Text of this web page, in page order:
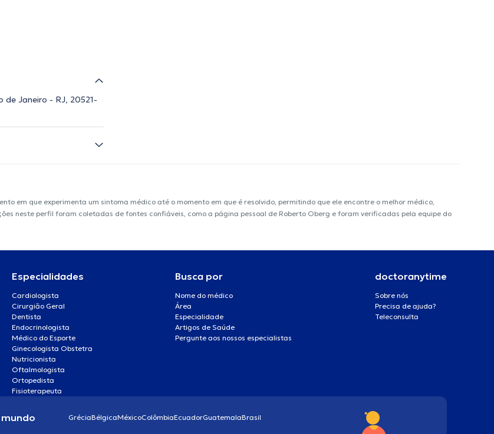
de Janeiro - RJ, 20521-
em que experimenta um sintoma médico até o momento em que é resolvido, permitindo que ele encontre o melhor médico,
neste perfil foram coletadas de fontes confiáveis, como a página pessoal de Roberto Oberg e foram verificadas pela equipe do
Especialidades
Cardiologista
Cirurgião Geral
Dentista
Endocrinologista
Médico do Esporte
Ginecologista Obstetra
Nutricionista
Oftalmologista
Ortopedista
Fisioterapeuta
Busca por
Nome do médico
Área
Especialidade
Artigos de Saúde
Pergunte aos nossos especialistas
doctoranytime
Sobre nós
Precisa de ajuda?
Teleconsulta
GréciaBélgicaMéxicoColômbiaEcuadorGuatemalaBrasil